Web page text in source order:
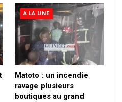
A LA UNE
Matoto : un incendie
ravage plusieurs
boutiques au grand